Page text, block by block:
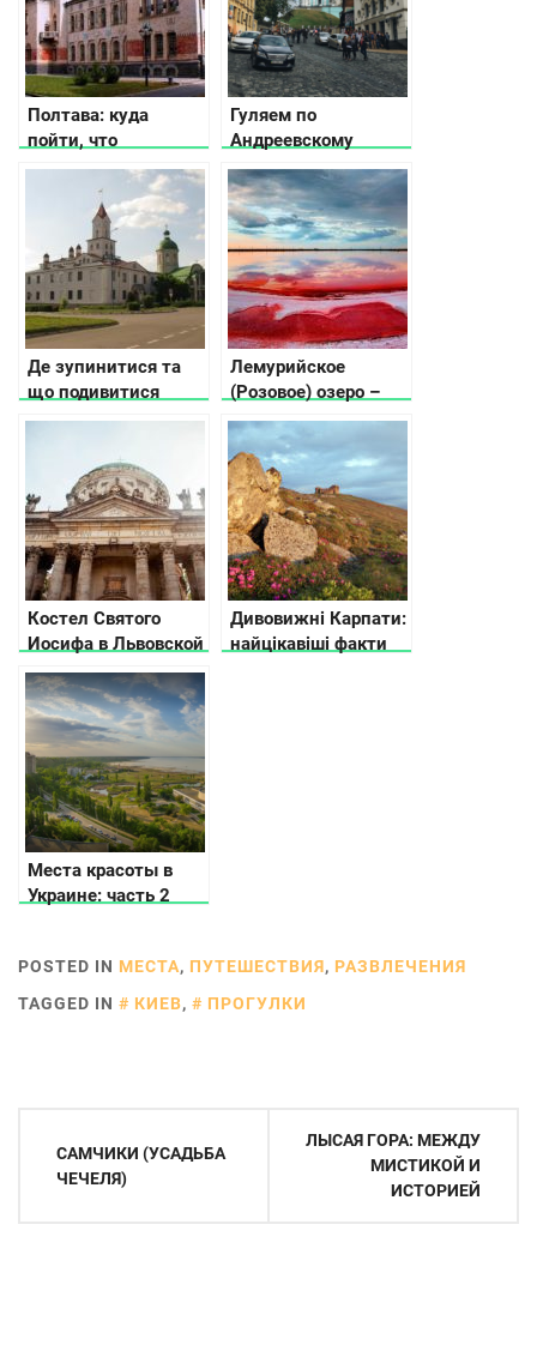
Полтава: куда
пойти, что
посмотреть, где
остановиться
Гуляем по
Андреевскому
спуску: что
посмотреть и где
поесть
Де зупинитися та
що подивитися
дорогою із Києва у
Лемурийское
(Розовое) озеро –
мифы и реальность!
Костел Святого
Иосифа в Львовской
области
Дивовижні Карпати:
найцікавіші факти
Места красоты в
Украине: часть 2
POSTED IN МЕСТА, ПУТЕШЕСТВИЯ, РАЗВЛЕЧЕНИЯ
TAGGED IN
КИЕВ, ПРОГУЛКИ
САМЧИКИ (УСАДЬБА
ЧЕЧЕЛЯ)
ЛЫСАЯ ГОРА: МЕЖДУ
МИСТИКОЙ И
ИСТОРИЕЙ